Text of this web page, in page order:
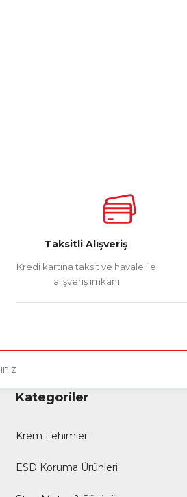
Taksitli Alışveriş
Kredi kartına taksit ve havale ile
alışveriş imkanı
Kategoriler
Krem Lehimler
ESD Koruma Ürünleri